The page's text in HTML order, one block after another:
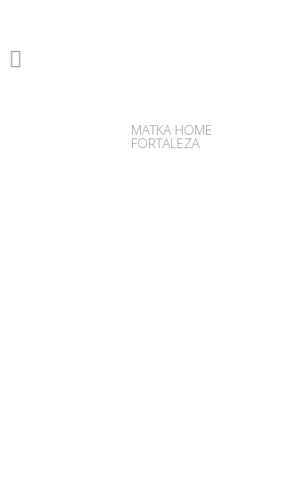
MATKA HOME
FORTALEZA